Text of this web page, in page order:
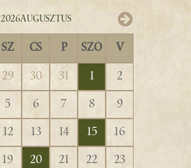
2026Augusztus
SZ CS P SZO V
29 30 31 1
2
5 6 7 8
9
12 13 14 15
16
19 20 21 22
23